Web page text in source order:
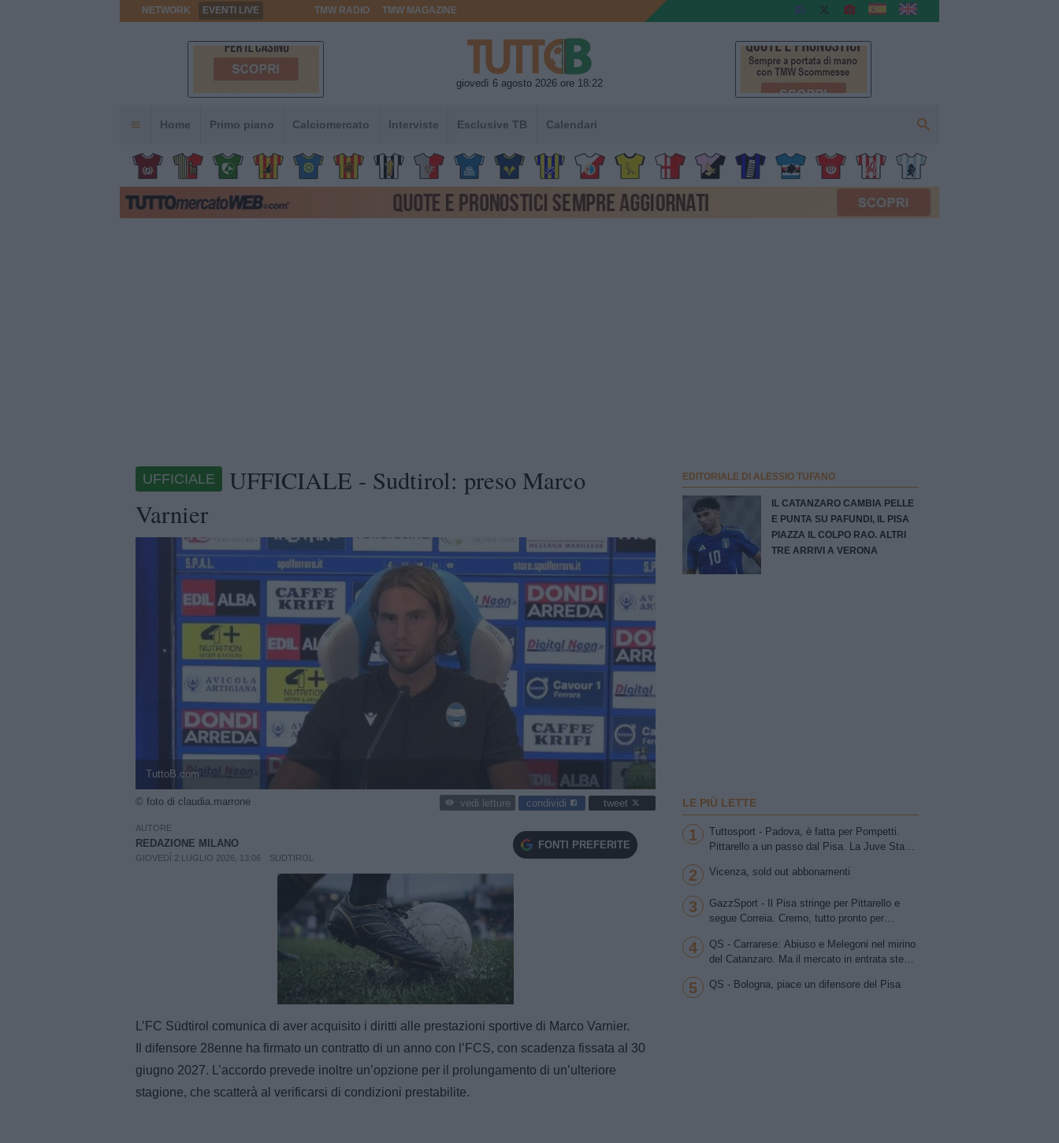
NETWORK EVENTI LIVE TMW RADIO TMW MAGAZINE
giovedì 6 agosto 2026 ore 18:22
Home Primo piano Calciomercato Interviste Esclusive TB Calendari
UFFICIALE
UFFICIALE - Sudtirol: preso Marco
Varnier
TuttoB.com
© foto di claudia.marrone vedi letture condividi tweet
AUTORE
REDAZIONE MILANO
GIOVEDÌ 2 LUGLIO 2026, 13:06 SUDTIROL
FONTI PREFERITE
Loaded
100.00%
L’FC Südtirol comunica di aver acquisito i diritti alle prestazioni sportive di Marco Varnier.
Il difensore 28enne ha firmato un contratto di un anno con l’FCS, con scadenza fissata al 30
giugno 2027. L’accordo prevede inoltre un’opzione per il prolungamento di un’ulteriore
stagione, che scatterà al verificarsi di condizioni prestabilite.
EDITORIALE DI ALESSIO TUFANO
IL CATANZARO CAMBIA PELLE
E PUNTA SU PAFUNDI, IL PISA
PIAZZA IL COLPO RAO. ALTRI
TRE ARRIVI A VERONA
LE PIÙ LETTE
1
Tuttosport - Padova, è fatta per Pompetti.
Pittarello a un passo dal Pisa. La Juve Stabia
per la trequarti uno tra Chipperfield e Girma.
idea Antonini
2 Vicenza, sold out abbonamenti
3
GazzSport - Il Pisa stringe per Pittarello e
segue Correia. Cremo, tutto pronto per
portiere Vindahl
4
QS - Carrarese: Abiuso e Melegoni nel mirino
del Catanzaro. Ma il mercato in entrata stenta
5 QS - Bologna, piace un difensore del Pisa